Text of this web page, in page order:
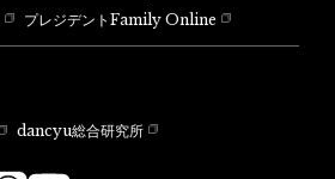
プレジデントFamily Online
dancyu総合研究所